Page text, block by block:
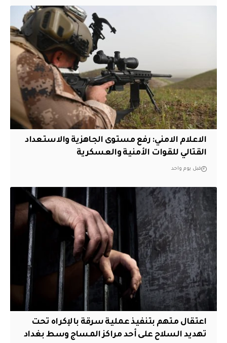
الاعلام الامني: رفع مستوى الجاهزية والاستعداد
القتالي للقوات الأمنية والعسكرية
قبل يوم واحد
اعتقال متهم بتنفيذ عملية سرقة بالإكراه تحت
تهديد السلاح على أحد مراكز المساج وسط بغداد